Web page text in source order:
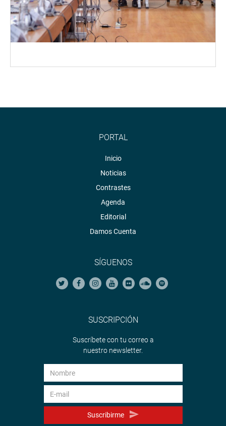
PORTAL
Inicio
Noticias
Contrastes
Agenda
Editorial
Damos Cuenta
SÍGUENOS
SUSCRIPCIÓN
Suscríbete con tu correo a
nuestro newsletter.
Suscribirme